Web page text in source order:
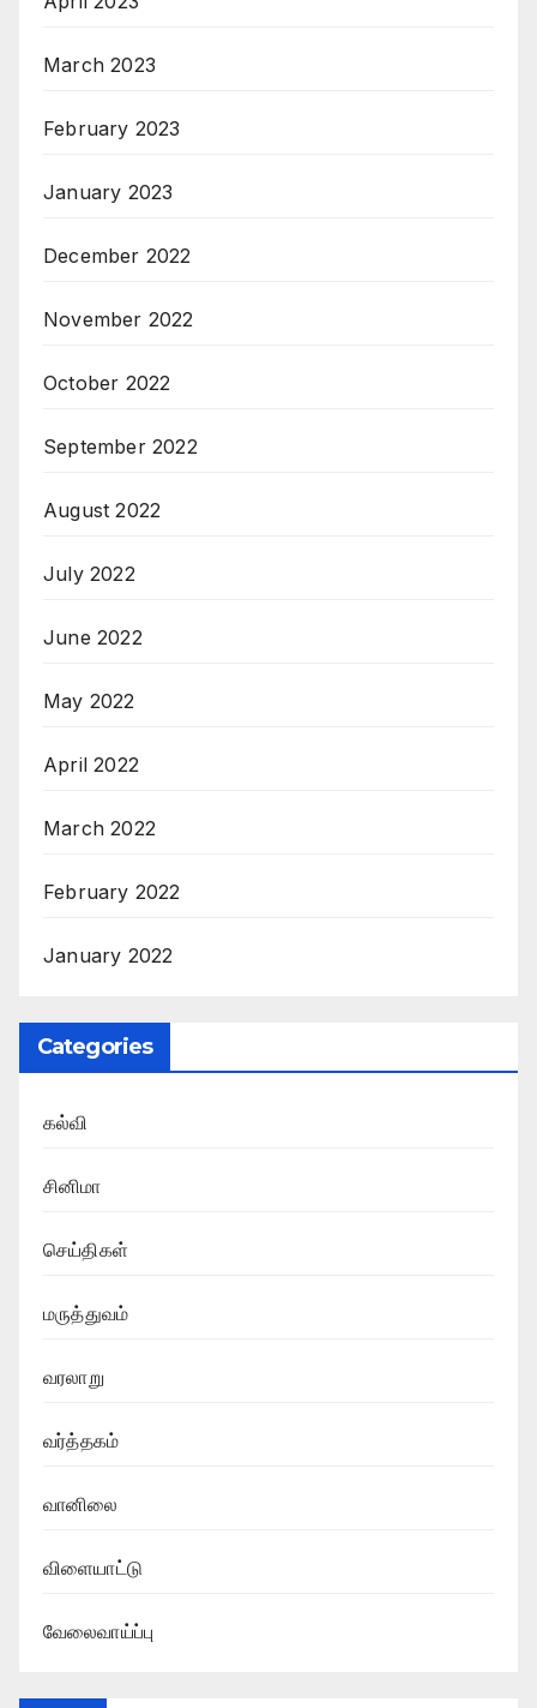
March 2023
February 2023
January 2023
December 2022
November 2022
October 2022
September 2022
August 2022
July 2022
June 2022
May 2022
April 2022
March 2022
February 2022
January 2022
Categories
கல்வி
சினிமா
செய்திகள்
மருத்துவம்
வரலாறு
வர்த்தகம்
வானிலை
விளையாட்டு
வேலைவாய்ப்பு